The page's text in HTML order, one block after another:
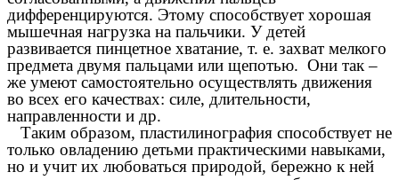
дифференцируются. Этому способствует хорошая
мышечная нагрузка на пальчики. У детей
развивается пинцетное хватание, т. е. захват мелкого
предмета двумя пальцами или щепотью. Они так –
же умеют самостоятельно осуществлять движения
во всех его качествах: силе, длительности,
направленности и др.
Таким образом, пластилинография способствует не
только овладению детьми практическими навыками,
но и учит их любоваться природой, бережно к ней